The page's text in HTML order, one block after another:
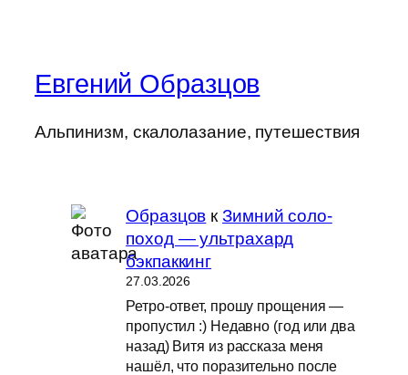
Евгений Образцов
Альпинизм, скалолазание, путешествия
Образцов кЗимний соло-
поход — ультрахард
бэкпаккинг
27.03.2026
Ретро-ответ, прошу прощения —
пропустил :) Недавно (год или два
назад) Витя из рассказа меня
нашёл, что поразительно после